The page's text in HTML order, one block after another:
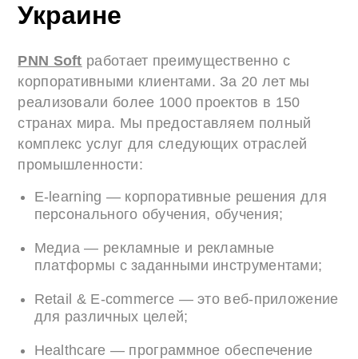
Украине
PNN Soft работает преимущественно с
корпоративными клиентами. За 20 лет мы
реализовали более 1000 проектов в 150
странах мира. Мы предоставляем полный
комплекс услуг для следующих отраслей
промышленности:
E-learning — корпоративные решения для
персонального обучения, обучения;
Медиа — рекламные и рекламные
платформы с заданными инструментами;
Retail & E-commerce — это веб-приложение
для различных целей;
Healthcare — программное обеспечение